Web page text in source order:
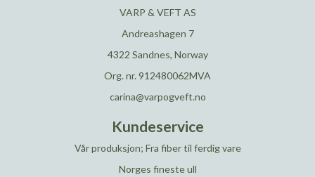
VARP & VEFT AS
Andreashagen 7
4322 Sandnes, Norway
Org. nr. 912480062MVA
carina@varpogveft.no
Kundeservice
Vår produksjon; Fra fiber til ferdig vare
Norges fineste ull